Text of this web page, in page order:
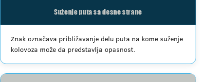
Suženje puta sa desne strane
Znak označava približavanje delu puta na kome suženje
kolovoza može da predstavlja opasnost.